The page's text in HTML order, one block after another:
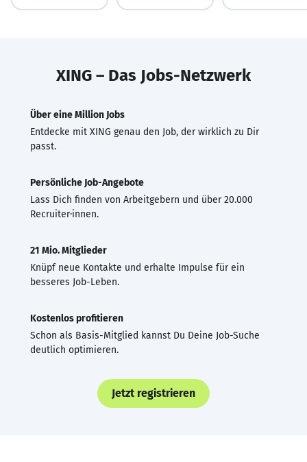
XING – Das Jobs-Netzwerk
Über eine Million Jobs
Entdecke mit XING genau den Job, der wirklich zu Dir
passt.
Persönliche Job-Angebote
Lass Dich finden von Arbeitgebern und über 20.000
Recruiter·innen.
21 Mio. Mitglieder
Knüpf neue Kontakte und erhalte Impulse für ein
besseres Job-Leben.
Kostenlos profitieren
Schon als Basis-Mitglied kannst Du Deine Job-Suche
deutlich optimieren.
Jetzt registrieren